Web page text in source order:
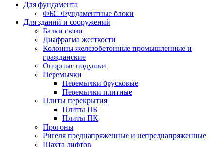
Для фундамента
ФБС Фундаментные блоки
Для зданий и сооружений
Балки связи
Диафрагма жесткости
Колонны железобетонные промышленные и
гражданские
Опорные подушки
Перемычки
Перемычки брусковые
Перемычки плитные
Плиты перекрытия
Плиты ПБ
Плиты ПК
Прогоны
Ригеля преднапряженные и непреднапряженные
Шахта лифтов